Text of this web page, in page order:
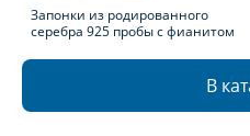
Запонки из родированного
серебра 925 пробы с фианитом
В